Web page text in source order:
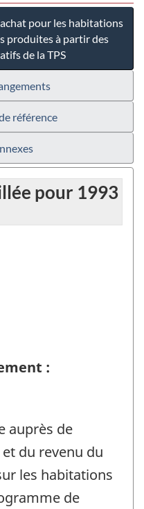
pour les habitations
produites à partir des
de la TPS
référence
pour 1993
:
auprès de
du revenu du
les habitations
de